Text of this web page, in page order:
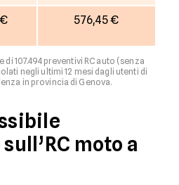
576,45 €
di 107.494 preventivi RC auto (senza
negli ultimi 12 mesi dagli utenti di
in provincia di Genova.
moto a